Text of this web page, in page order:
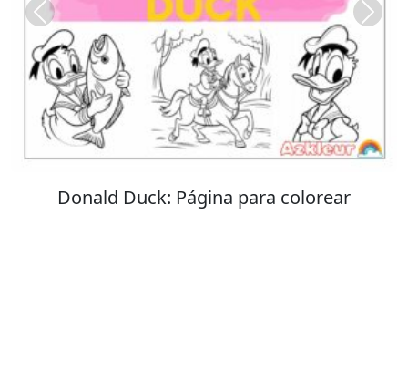
Stitch: Página para colorear
Previous Next